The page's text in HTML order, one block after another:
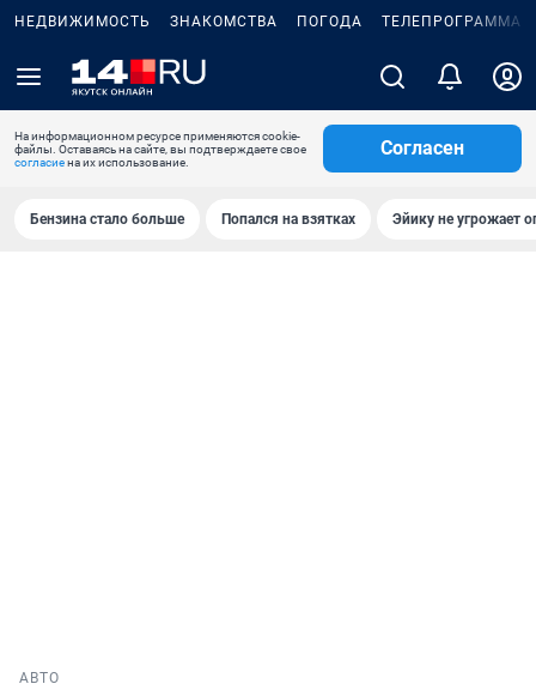
НЕДВИЖИМОСТЬ ЗНАКОМСТВА ПОГОДА ТЕЛЕПРОГРАММА
На информационном ресурсе применяются cookie-
файлы. Оставаясь на сайте, вы подтверждаете свое
согласиена их использование.
Согласен
Бензина стало больше Попался на взятках Эйику не угрожает
АВТО